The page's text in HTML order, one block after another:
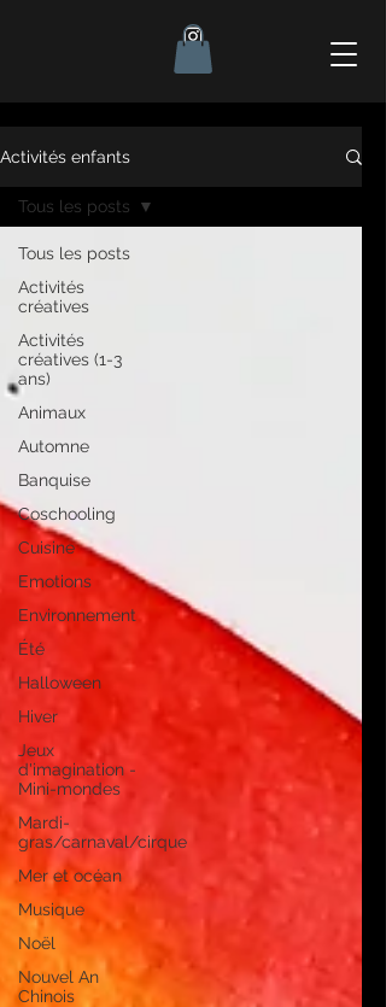
Activités enfants
Tous les posts
Activités
créatives
Activités
créatives (1-3
ans)
Animaux
Automne
Banquise
Coschooling
Cuisine
Emotions
Environnement
Été
Halloween
Hiver
Jeux
d'imagination -
Mini-mondes
Mardi-
gras/carnaval/cirque
Mer et océan
Musique
Noël
Nouvel An
Chinois
Tous les posts